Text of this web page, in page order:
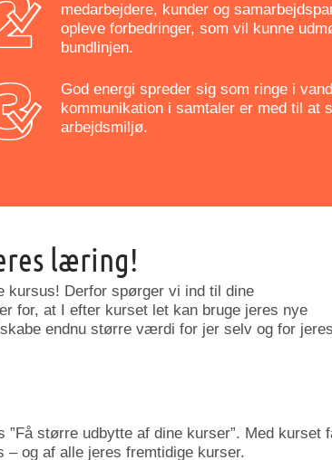
medarbejdere, kunder og
opleve forbedringer, som vil kunne
bundlinjen.
God energi spreder sig som ringe i
kommunikation i samtaler er med til at
arbejdsmiljø.
læring!
kursus! Derfor spørger vi ind til dine
for, at I efter kurset let kan bruge jeres nye
endnu større værdi for jer selv og for jeres
større udbytte af dine kurser”. Med kurset
og af alle jeres fremtidige kurser.